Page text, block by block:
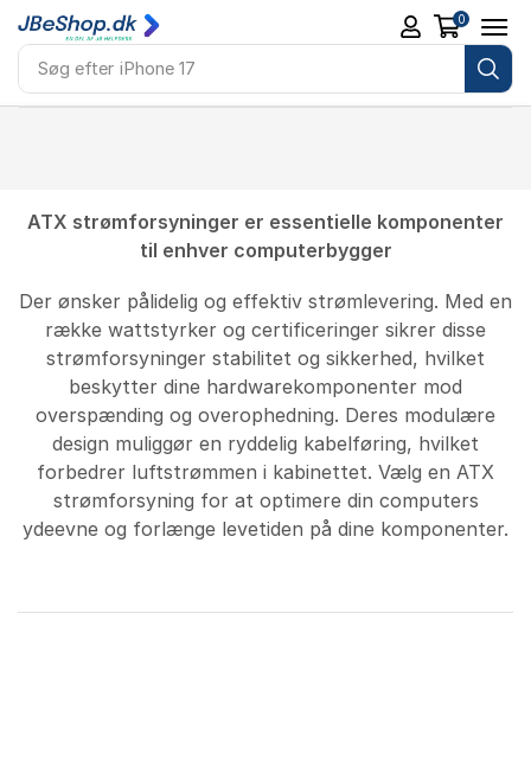
Søg efter iPhone 17
0
ATX strømforsyninger er essentielle komponenter
til enhver computerbygger
Der ønsker pålidelig og effektiv strømlevering. Med en
række wattstyrker og certificeringer sikrer disse
strømforsyninger stabilitet og sikkerhed, hvilket
beskytter dine hardwarekomponenter mod
overspænding og overophedning. Deres modulære
design muliggør en ryddelig kabelføring, hvilket
forbedrer luftstrømmen i kabinettet. Vælg en ATX
strømforsyning for at optimere din computers
ydeevne og forlænge levetiden på dine komponenter.